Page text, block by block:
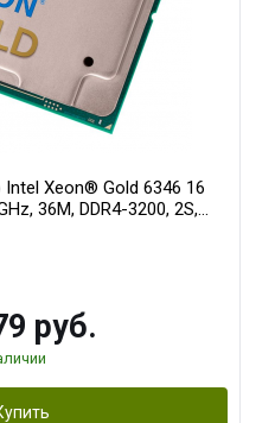
Xeon® Gold 6346 16
36M, DDR4-3200, 2S,
руб.